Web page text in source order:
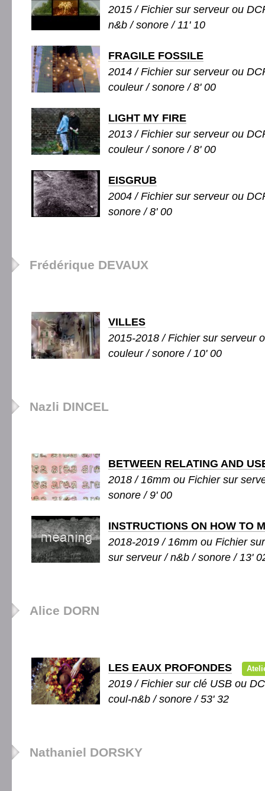
2015 / Fichier sur serveur ou
n&b / sonore / 11' 10
FRAGILE FOSSILE
2014 / Fichier sur serveur ou
couleur / sonore / 8' 00
LIGHT MY FIRE
2013 / Fichier sur serveur ou
couleur / sonore / 8' 00
EISGRUB
2004 / Fichier sur serveur ou
sonore / 8' 00
Frédérique DEVAUX
VILLES
2015-2018 / Fichier sur serveur
couleur / sonore / 10' 00
Nazli DINCEL
BETWEEN RELATING AND
2018 / 16mm ou Fichier sur
sonore / 9' 00
INSTRUCTIONS ON HOW TO
2018-2019 / 16mm ou Fichier
sur serveur / n&b / sonore / 13'
Alice DORN
LES EAUX PROFONDES
2019 / Fichier sur clé USB ou
coul-n&b / sonore / 53' 32
Nathaniel DORSKY